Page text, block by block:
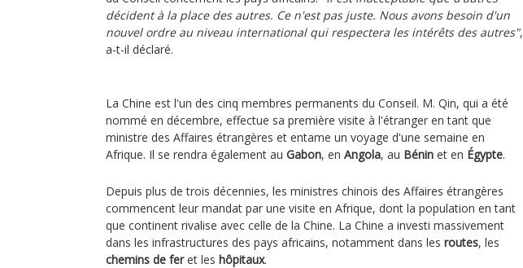
décident à la place des autres. Ce n'est pas juste. Nous avons besoin d'un
nouvel ordre au niveau international qui respectera les intérêts des autres",
a-t-il déclaré.
La Chine est l'un des cinq membres permanents du Conseil. M. Qin, qui a été
nommé en décembre, effectue sa première visite à l'étranger en tant que
ministre des Affaires étrangères et entame un voyage d'une semaine en
Afrique. Il se rendra également au Gabon, en Angola, au Bénin et en Égypte.
Depuis plus de trois décennies, les ministres chinois des Affaires étrangères
commencent leur mandat par une visite en Afrique, dont la population en tant
que continent rivalise avec celle de la Chine. La Chine a investi massivement
dans les infrastructures des pays africains, notamment dans les routes, les
chemins de feret les hôpitaux.